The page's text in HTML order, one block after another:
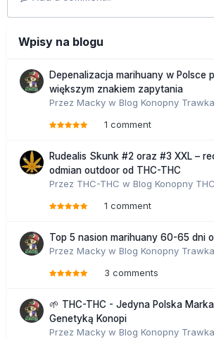
Wpisy na blogu
Depenalizacja marihuany w Polsce
większym znakiem zapytania
Przez Macky w Blog Konopny Trawka
1 comment
Rudealis Skunk #2 oraz #3 XXL –
odmian outdoor od THC-THC
Przez THC-THC w Blog Konopny
1 comment
Top 5 nasion marihuany 60-65 dni
Przez Macky w Blog Konopny Trawka
3 comments
🌱 THC-THC - Jedyna Polska Marka
Genetyką Konopi
Przez Macky w Blog Konopny Trawka